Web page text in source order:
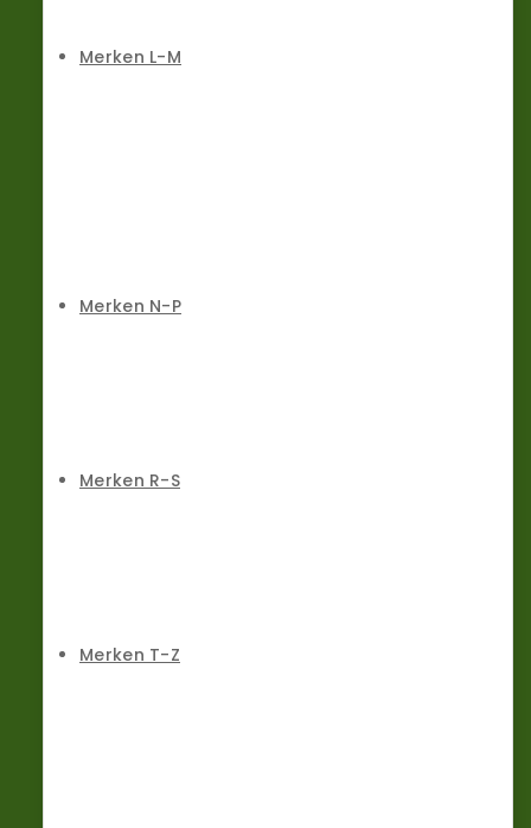
Merken L-M
Merken N-P
Merken R-S
Merken T-Z